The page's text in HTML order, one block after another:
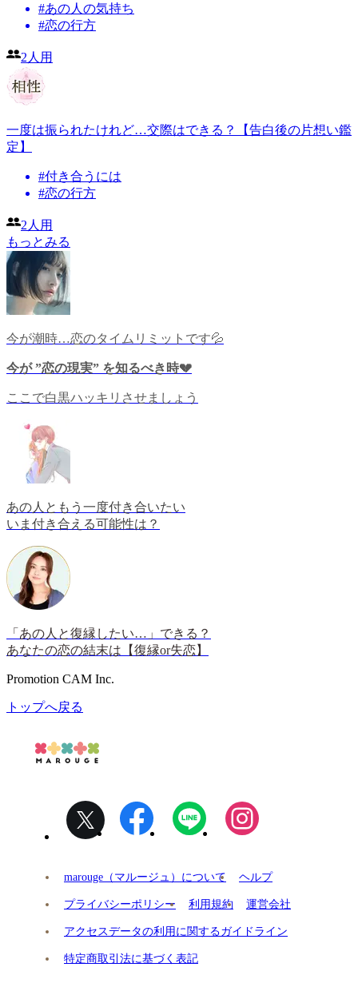
#あの人の気持ち
#恋の行方
2人用
一度は振られたけれど…交際はできる？【告白後の片想い鑑
定】
#付き合うには
#恋の行方
2人用
もっとみる
今が潮時…恋のタイムリミットです💦
今が ”恋の現実” を知るべき時💔
ここで白黒ハッキリさせましょう
あの人ともう一度付き合いたい
いま付き合える可能性は？
「あの人と復縁したい…」できる？
あなたの恋の結末は【復縁or失恋】
Promotion CAM Inc.
トップへ戻る
marouge（マルージュ）について ヘルプ
プライバシーポリシー 利用規約 運営会社
アクセスデータの利用に関するガイドライン
特定商取引法に基づく表記